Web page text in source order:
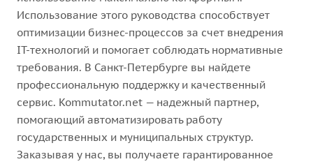
Использование этого руководства способствует
оптимизации бизнес-процессов за счет внедрения
IT-технологий и помогает соблюдать нормативные
требования. В Санкт-Петербурге вы найдете
профессиональную поддержку и качественный
сервис. Kommutator.net — надежный партнер,
помогающий автоматизировать работу
государственных и муниципальных структур.
Заказывая у нас, вы получаете гарантированное